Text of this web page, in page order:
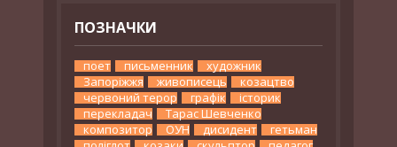
ПОЗНАЧКИ
поет письменник
художник
Запоріжжя
живописець
козацтво
червоний терор
графік
історик
перекладач
Тарас Шевченко
композитор
ОУН дисидент
гетьман